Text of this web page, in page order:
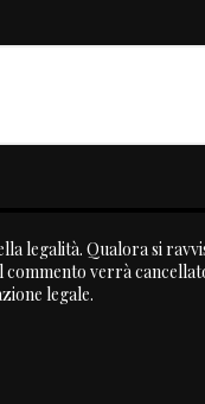
legalità. Qualora si
verrà
legale.